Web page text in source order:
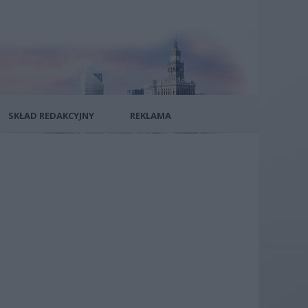
SKŁAD REDAKCYJNY REKLAMA